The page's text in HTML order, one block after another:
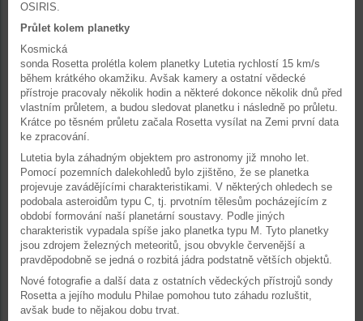
OSIRIS.
Průlet kolem planetky
Kosmická
sonda Rosetta prolétla kolem planetky Lutetia rychlostí 15 km/s
během krátkého okamžiku. Avšak kamery a ostatní vědecké
přístroje pracovaly několik hodin a některé dokonce několik dnů před
vlastním průletem, a budou sledovat planetku i následně po průletu.
Krátce po těsném průletu začala Rosetta vysílat na Zemi první data
ke zpracování.
Lutetia byla záhadným objektem pro astronomy již mnoho let.
Pomocí pozemních dalekohledů bylo zjištěno, že se planetka
projevuje zavádějícími charakteristikami. V některých ohledech se
podobala asteroidům typu C, tj. prvotním tělesům pocházejícím z
období formování naší planetární soustavy. Podle jiných
charakteristik vypadala spíše jako planetka typu M. Tyto planetky
jsou zdrojem železných meteoritů, jsou obvykle červenější a
pravděpodobně se jedná o rozbitá jádra podstatně větších objektů.
Nové fotografie a další data z ostatních vědeckých přístrojů sondy
Rosetta a jejího modulu Philae pomohou tuto záhadu rozluštit,
avšak bude to nějakou dobu trvat.